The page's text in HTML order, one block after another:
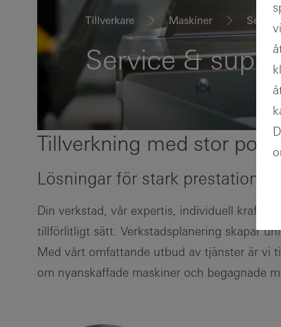
Tillverkare Maskiner
Service &
Tillverkning med stor
Lösningar för stark prestation
Din verkstad, vår expertis, individuell kraft:
tillförlitligt sätt. Verkstadsplanering skapar
Med vårt omfattande utbud av tjänster är vi
om nyanskaffade maskiner och begagnade